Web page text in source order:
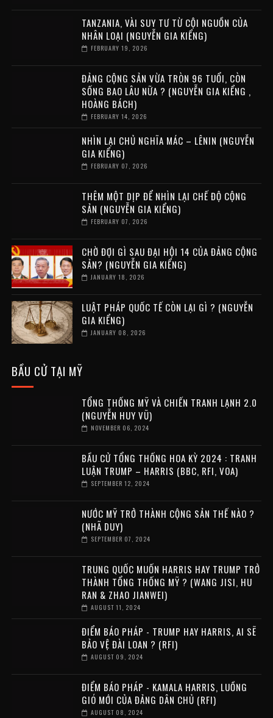
TANZANIA, VÀI SUY TƯ TỪ CỘI NGUỒN CỦA
NHÂN LOẠI (NGUYỄN GIA KIỂNG)
FEBRUARY 19, 2026
ĐẢNG CỘNG SẢN VỪA TRÒN 96 TUỔI, CÒN
SỐNG BAO LÂU NỮA ? (NGUYỄN GIA KIỂNG ,
HOÀNG BÁCH)
FEBRUARY 14, 2026
NHÌN LẠI CHỦ NGHĨA MÁC – LÊNIN (NGUYỄN
GIA KIỂNG)
FEBRUARY 07, 2026
THÊM MỘT DỊP ĐỂ NHÌN LẠI CHẾ ĐỘ CỘNG
SẢN (NGUYỄN GIA KIỂNG)
FEBRUARY 07, 2026
CHỜ ĐỢI GÌ SAU ĐẠI HỘI 14 CỦA ĐẢNG CỘNG
SẢN? (NGUYỄN GIA KIỂNG)
JANUARY 18, 2026
LUẬT PHÁP QUỐC TẾ CÒN LẠI GÌ ? (NGUYỄN
GIA KIỂNG)
JANUARY 08, 2026
BẦU CỬ TẠI MỸ
TỔNG THỐNG MỸ VÀ CHIẾN TRANH LẠNH 2.0
(NGUYỄN HUY VŨ)
NOVEMBER 06, 2024
BẦU CỬ TỔNG THỐNG HOA KỲ 2024 : TRANH
LUẬN TRUMP – HARRIS (BBC, RFI, VOA)
SEPTEMBER 12, 2024
NƯỚC MỸ TRỞ THÀNH CỘNG SẢN THẾ NÀO ?
(NHÃ DUY)
SEPTEMBER 07, 2024
TRUNG QUỐC MUỐN HARRIS HAY TRUMP TRỞ
THÀNH TỔNG THỐNG MỸ ? (WANG JISI, HU
RAN & ZHAO JIANWEI)
AUGUST 11, 2024
ĐIỂM BÁO PHÁP - TRUMP HAY HARRIS, AI SẼ
BẢO VỆ ĐÀI LOAN ? (RFI)
AUGUST 09, 2024
ĐIỂM BÁO PHÁP - KAMALA HARRIS, LUỒNG
GIÓ MỚI CỦA ĐẢNG DÂN CHỦ (RFI)
AUGUST 08, 2024